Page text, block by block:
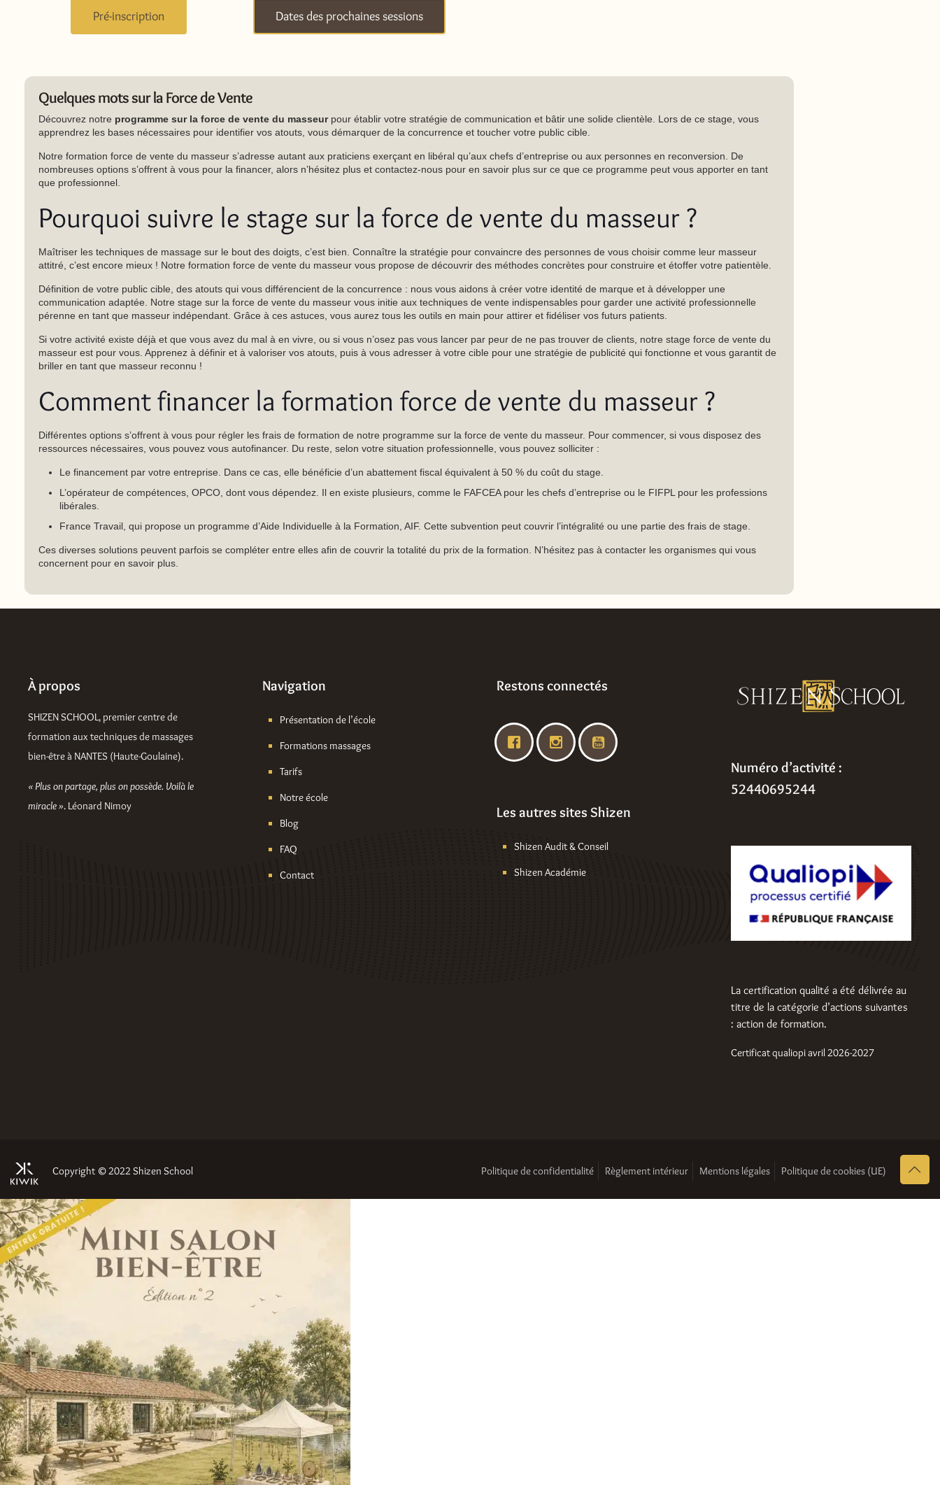
Pré-inscription Dates des prochaines sessions
Quelques mots sur la Force de Vente
Découvrez notre programme sur la force de vente du masseurpour établir votre stratégie de communication et bâtir une solide clientèle. Lors de ce stage, vous
apprendrez les bases nécessaires pour identifier vos atouts, vous démarquer de la concurrence et toucher votre public cible.
Notre formation force de vente du masseur s’adresse autant aux praticiens exerçant en libéral qu’aux chefs d’entreprise ou aux personnes en reconversion. De
nombreuses options s’offrent à vous pour la financer, alors n’hésitez plus et contactez-nous pour en savoir plus sur ce que ce programme peut vous apporter en tant
que professionnel.
Pourquoi suivre le stage sur la force de vente du masseur ?
Maîtriser les techniques de massage sur le bout des doigts, c’est bien. Connaître la stratégie pour convaincre des personnes de vous choisir comme leur masseur
attitré, c’est encore mieux ! Notre formation force de vente du masseur vous propose de découvrir des méthodes concrètes pour construire et étoffer votre patientèle.
Définition de votre public cible, des atouts qui vous différencient de la concurrence : nous vous aidons à créer votre identité de marque et à développer une
communication adaptée. Notre stage sur la force de vente du masseur vous initie aux techniques de vente indispensables pour garder une activité professionnelle
pérenne en tant que masseur indépendant. Grâce à ces astuces, vous aurez tous les outils en main pour attirer et fidéliser vos futurs patients.
Si votre activité existe déjà et que vous avez du mal à en vivre, ou si vous n’osez pas vous lancer par peur de ne pas trouver de clients, notre stage force de vente du
masseur est pour vous. Apprenez à définir et à valoriser vos atouts, puis à vous adresser à votre cible pour une stratégie de publicité qui fonctionne et vous garantit de
briller en tant que masseur reconnu !
Comment financer la formation force de vente du masseur ?
Différentes options s’offrent à vous pour régler les frais de formation de notre programme sur la force de vente du masseur. Pour commencer, si vous disposez des
ressources nécessaires, vous pouvez vous autofinancer. Du reste, selon votre situation professionnelle, vous pouvez solliciter :
Le financement par votre entreprise. Dans ce cas, elle bénéficie d’un abattement fiscal équivalent à 50 % du coût du stage.
L’opérateur de compétences, OPCO, dont vous dépendez. Il en existe plusieurs, comme le FAFCEA pour les chefs d’entreprise ou le FIFPL pour les professions
libérales.
France Travail, qui propose un programme d’Aide Individuelle à la Formation, AIF. Cette subvention peut couvrir l’intégralité ou une partie des frais de stage.
Ces diverses solutions peuvent parfois se compléter entre elles afin de couvrir la totalité du prix de la formation. N’hésitez pas à contacter les organismes qui vous
concernent pour en savoir plus.
À propos
SHIZEN SCHOOL, premier centre de
formation aux techniques de massages
bien-être à NANTES (Haute-Goulaine).
« Plus on partage, plus on possède. Voilà le
miracle ». Léonard Nimoy
Navigation
Présentation de l’école
Formations massages
Tarifs
Notre école
Blog
FAQ
Contact
Restons connectés
Les autres sites Shizen
Shizen Audit & Conseil
Shizen Académie
Numéro d’activité :
52440695244
La certification qualité a été délivrée au
titre de la catégorie d’actions suivantes
: action de formation.
Certificat qualiopi avril 2026-2027
Copyright © 2022 Shizen School Politique de confidentialité Règlement intérieur Mentions légales Politique de cookies (UE)